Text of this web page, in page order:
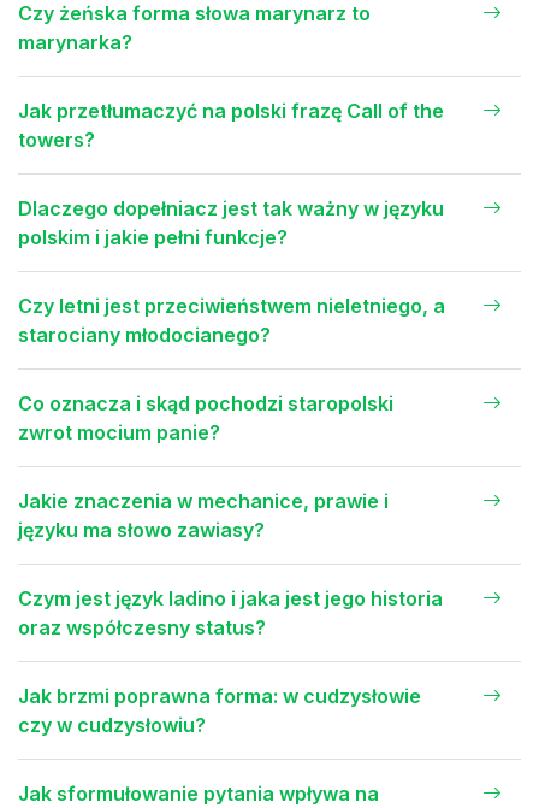
Czy żeńska forma słowa marynarz to
marynarka?
Jak przetłumaczyć na polski frazę Call of the
towers?
Dlaczego dopełniacz jest tak ważny w języku
polskim i jakie pełni funkcje?
Czy letni jest przeciwieństwem nieletniego, a
starociany młodocianego?
Co oznacza i skąd pochodzi staropolski
zwrot mocium panie?
Jakie znaczenia w mechanice, prawie i
języku ma słowo zawiasy?
Czym jest język ladino i jaka jest jego historia
oraz współczesny status?
Jak brzmi poprawna forma: w cudzysłowie
czy w cudzysłowiu?
Jak sformułowanie pytania wpływa na